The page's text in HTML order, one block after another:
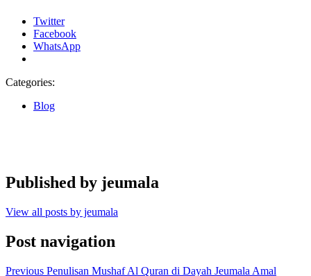
Twitter
Facebook
WhatsApp
Categories:
Blog
Published by jeumala
View all posts by jeumala
Post navigation
Previous Penulisan Mushaf Al Quran di Dayah Jeumala Amal